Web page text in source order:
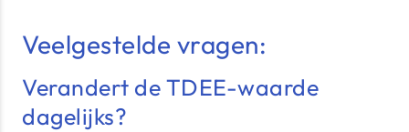
Veelgestelde vragen:
Verandert de TDEE-waarde
dagelijks?